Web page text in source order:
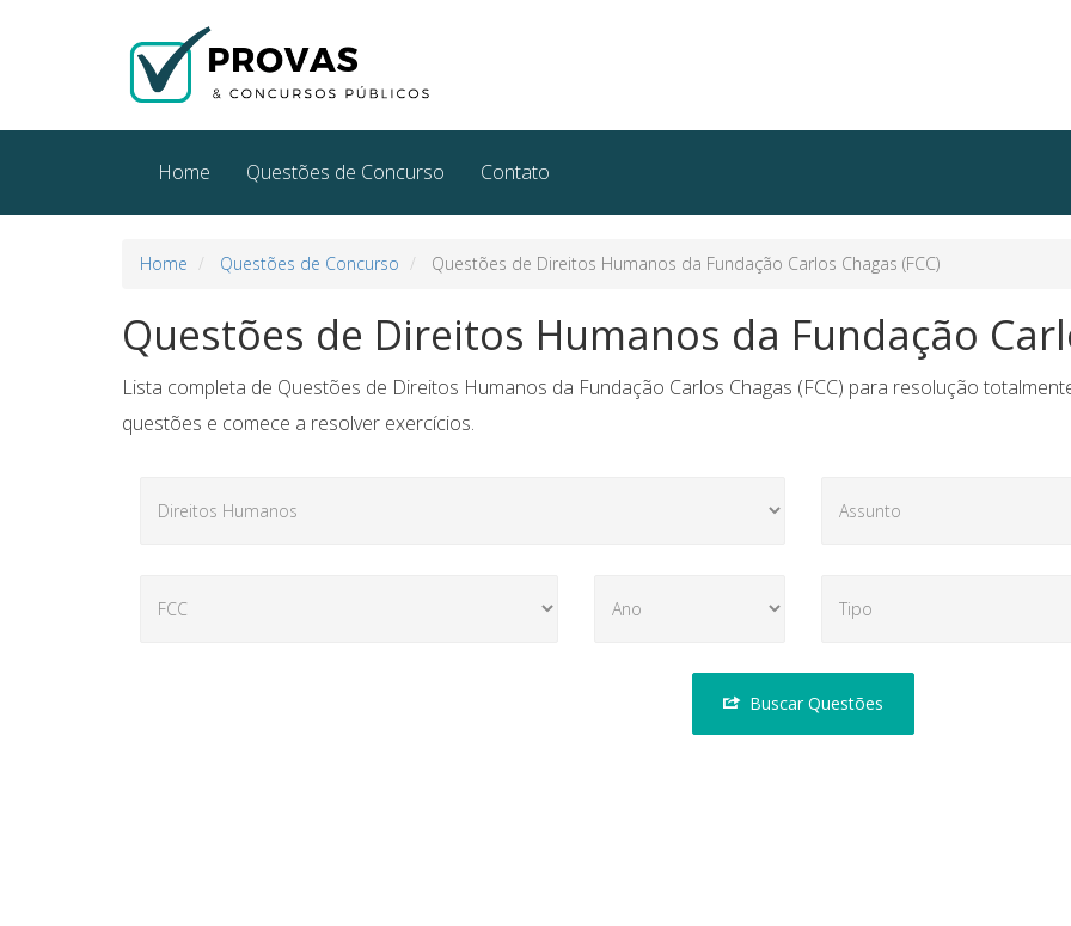
Home Questões de Concurso Contato
Home Questões de Concurso Questões de Direitos Humanos da Fundação Carlos Chagas (FCC)
Questões de Direitos Humanos da Fundação
Lista completa de Questões de Direitos Humanos da Fundação Carlos Chagas (FCC) para resolução
questões e comece a resolver exercícios.
Buscar Questões